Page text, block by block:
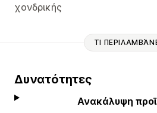
χονδρικής
ΤΙ
Δυνατότητες
Ανακάλυψη